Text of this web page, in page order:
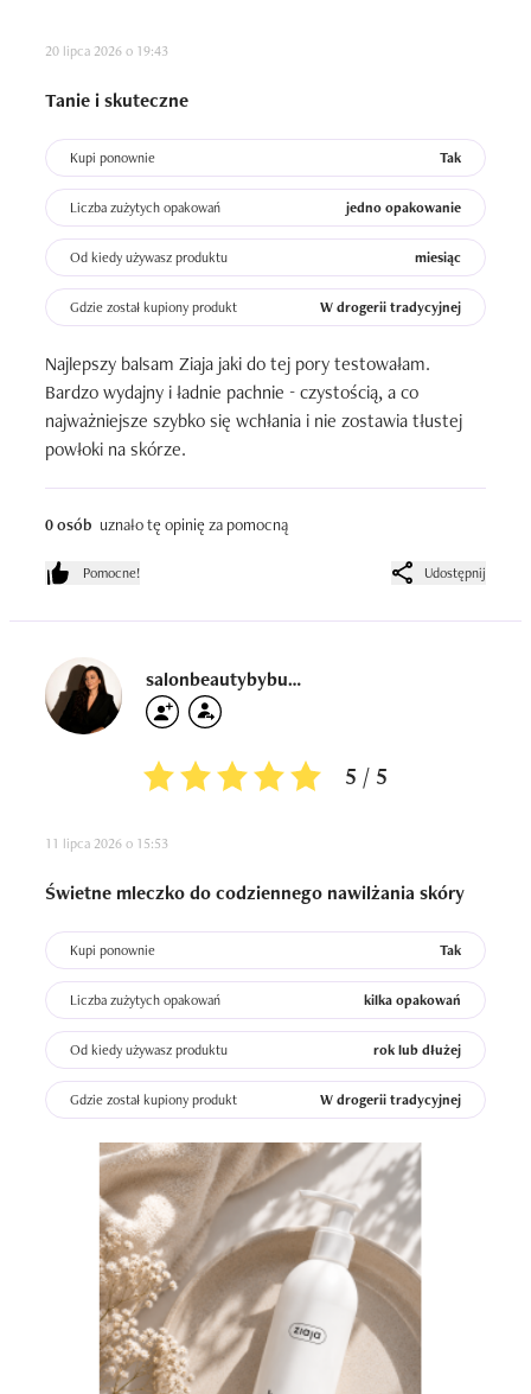
20 lipca 2026 o 19:43
Tanie i skuteczne
Kupi ponownie Tak
Liczba zużytych opakowań jedno opakowanie
Od kiedy używasz produktu miesiąc
Gdzie został kupiony produkt W drogerii tradycyjnej
Najlepszy balsam Ziaja jaki do tej pory testowałam.
Bardzo wydajny i ładnie pachnie - czystością, a co
najważniejsze szybko się wchłania i nie zostawia tłustej
powłoki na skórze.
0 osób uznało tę opinię za pomocną
Pomocne! Udostępnij
salonbeautybybunny
5 / 5
11 lipca 2026 o 15:53
Świetne mleczko do codziennego nawilżania skóry
Kupi ponownie Tak
Liczba zużytych opakowań kilka opakowań
Od kiedy używasz produktu rok lub dłużej
Gdzie został kupiony produkt W drogerii tradycyjnej